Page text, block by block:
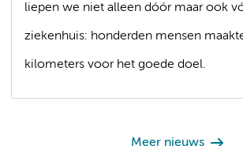
liepen we niet alleen dóór maar ook
ziekenhuis: honderden mensen
kilometers voor het goede doel.
Meer nieuws